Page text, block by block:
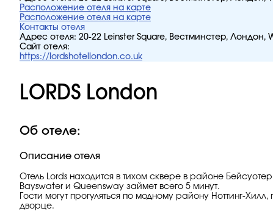
Расположение отеля на карте
Расположение отеля на карте
Контакты отеля
Адрес отеля: 20-22 Leinster Square, Вестминстер, Лондон,
Сайт отеля:
https://lordshotellondon.co.uk
LORDS London
Об отеле:
Описание отеля
Отель Lords находится в тихом сквере в районе
Bayswater и Queensway займет всего 5 минут.
Гости могут прогуляться по модному району Ноттинг-
дворце.